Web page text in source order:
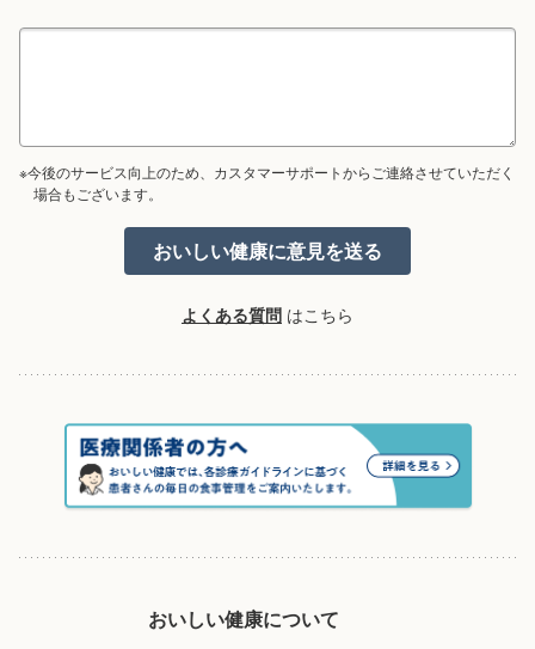
※今後のサービス向上のため、カスタマーサポートからご連絡させていただく
場合もございます。
よくある質問 はこちら
おいしい健康について